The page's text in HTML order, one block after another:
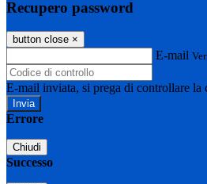
Recupero password
button close ×
E-mail
E-mail inviata, si prega di controllare la
Errore
Chiudi
Successo